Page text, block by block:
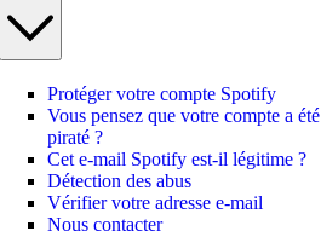
Protéger votre compte Spotify
Vous pensez que votre compte a été
piraté ?
Cet e-mail Spotify est-il légitime ?
Détection des abus
Vérifier votre adresse e-mail
Nous contacter